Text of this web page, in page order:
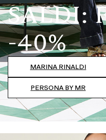
SALDI:
-40%
MARINA RINALDI
PERSONA BY MR